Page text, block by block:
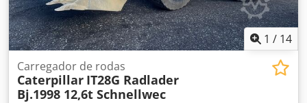
1 / 14
Carregador de rodas
Caterpillar IT28G Radlader
Bj.1998 12,6t Schnellwec